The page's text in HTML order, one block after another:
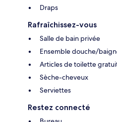
Draps
Rafraîchissez-vous
Salle de bain privée
Ensemble douche/
Articles de toilette
Sèche-cheveux
Serviettes
Restez connecté